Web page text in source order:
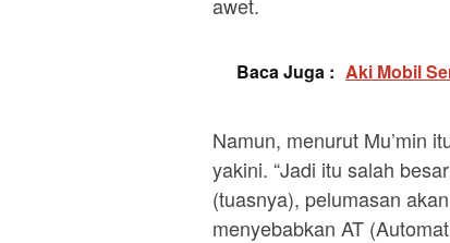
Baca Juga : Aki Mobil
Namun, menurut Mu’min
yakini. “Jadi itu salah
(tuasnya), pelumasan
menyebabkan AT